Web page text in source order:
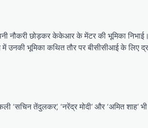
नौकरी छोड़कर केकेआर के मेंटर की भूमिका निभाई।
भूमिका कथित तौर पर बीसीसीआई के लिए
तेंदुलकर’, ‘नरेंद्र मोदी’ और ‘अमित शाह’ भी